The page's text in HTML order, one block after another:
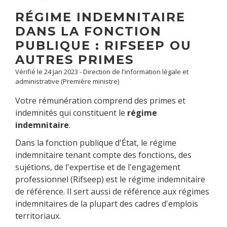
RÉGIME INDEMNITAIRE
DANS LA FONCTION
PUBLIQUE : RIFSEEP OU
AUTRES PRIMES
Vérifié le 24 Jan 2023 - Direction de l'information légale et
administrative (Première ministre)
Votre rémunération comprend des primes et
indemnités qui constituent le régime
indemnitaire.
Dans la fonction publique d'État, le régime
indemnitaire tenant compte des fonctions, des
sujétions, de l'expertise et de l'engagement
professionnel (Rifseep) est le régime indemnitaire
de référence. Il sert aussi de référence aux régimes
indemnitaires de la plupart des cadres d'emplois
territoriaux.